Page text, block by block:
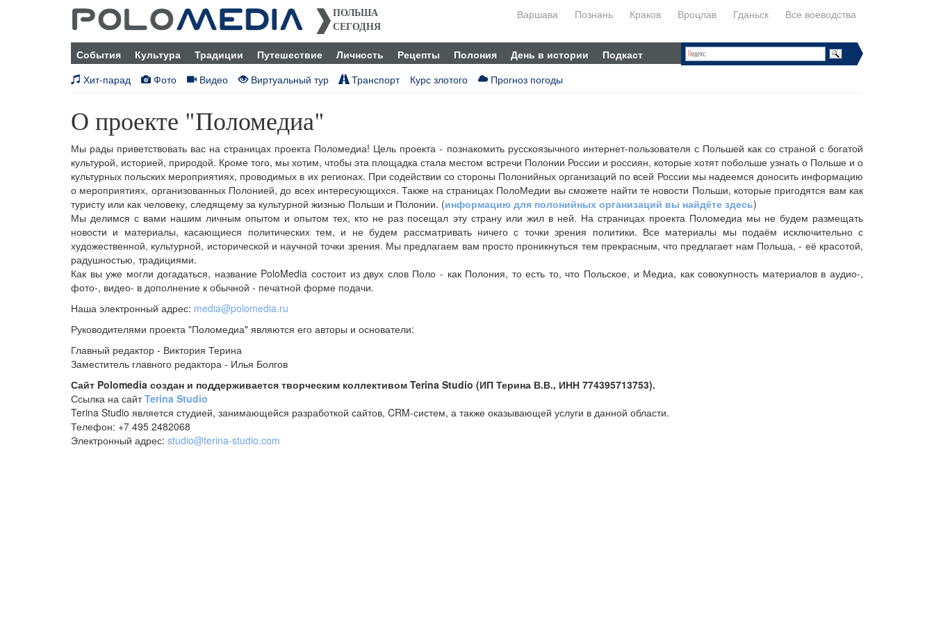
ПОЛЬША
СЕГОДНЯ
Варшава Познань Краков Вроцлав Гданьск Все воеводства
События Культура Традиции Путешествие Личность Рецепты Полония День в истории
Подкаст
Хит-парад
Фото Видео Виртуальный тур Транспорт Курс злотого Прогноз погоды
О проекте "Поломедиа"
Мы рады приветствовать вас на страницах проекта Поломедиа! Цель проекта - познакомить русскоязычного интернет-пользователя с Польшей как со страной с богатой
культурой, историей, природой. Кроме того, мы хотим, чтобы эта площадка стала местом встречи Полонии России и россиян, которые хотят побольше узнать о Польше и о
культурных польских мероприятиях, проводимых в их регионах. При содействии со стороны Полонийных организаций по всей России мы надеемся доносить информацию
о мероприятиях, организованных Полонией, до всех интересующихся. Также на страницах ПолоМедии вы сможете найти те новости Польши, которые пригодятся вам как
туристу или как человеку, следящему за культурной жизнью Польши и Полонии. (информацию для полонийных организаций вы найдёте здесь)
Мы делимся с вами нашим личным опытом и опытом тех, кто не раз посещал эту страну или жил в ней. На страницах проекта Поломедиа мы не будем размещать
новости и материалы, касающиеся политических тем, и не будем рассматривать ничего с точки зрения политики. Все материалы мы подаём исключительно с
художественной, культурной, исторической и научной точки зрения. Мы предлагаем вам просто проникнуться тем прекрасным, что предлагает нам Польша, - её красотой,
радушностью, традициями.
Как вы уже могли догадаться, название PoloMedia состоит из двух слов Поло - как Полония, то есть то, что Польское, и Медиа, как совокупность материалов в аудио-,
фото-, видео- в дополнение к обычной - печатной форме подачи.
Наша электронный адрес: media@polomedia.ru
Руководителями проекта "Поломедиа" являются его авторы и основатели:
Главный редактор - Виктория Терина
Заместитель главного редактора - Илья Болгов
Сайт Polomedia создан и поддерживается творческим коллективом Terina Studio (ИП Терина В.В., ИНН 774395713753).
Ссылка на сайтTerina Studio
Terina Studio является студией, занимающейся разработкой сайтов, CRM-систем, а также оказывающей услуги в данной области.
Телефон: +7 495 2482068
Электронный адрес: studio@terina-studio.com